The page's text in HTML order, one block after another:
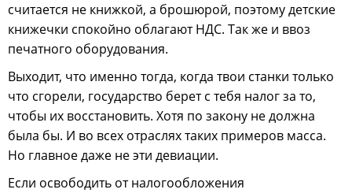
считается не книжкой, а брошюрой, поэтому детские
книжечки спокойно облагают НДС. Так же и ввоз
печатного оборудования.
Выходит, что именно тогда, когда твои станки только
что сгорели, государство берет с тебя налог за то,
чтобы их восстановить. Хотя по закону не должна
была бы. И во всех отраслях таких примеров масса.
Но главное даже не эти девиации.
Если освободить от налогообложения